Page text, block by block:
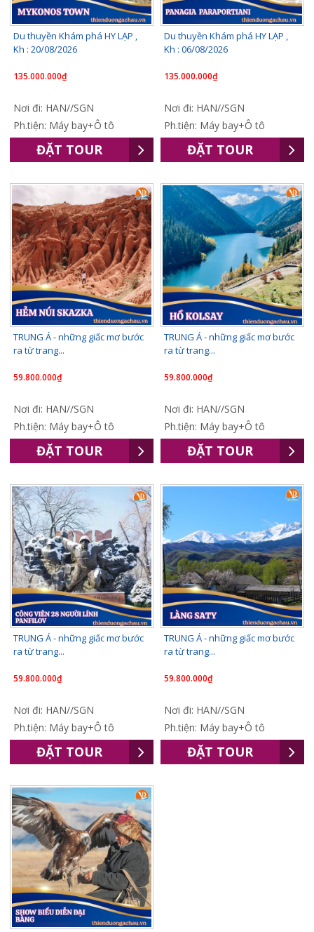
Du thuyền Khám phá HY LẠP ,
Kh : 20/08/2026
135.000.000₫
Nơi đi: HAN//SGN
Ph.tiện: Máy bay+Ô tô
ĐẶT TOUR
Du thuyền Khám phá HY LẠP ,
Kh : 06/08/2026
135.000.000₫
Nơi đi: HAN//SGN
Ph.tiện: Máy bay+Ô tô
ĐẶT TOUR
TRUNG Á - những giấc mơ bước
ra từ trang...
59.800.000₫
Nơi đi: HAN//SGN
Ph.tiện: Máy bay+Ô tô
ĐẶT TOUR
TRUNG Á - những giấc mơ bước
ra từ trang...
59.800.000₫
Nơi đi: HAN//SGN
Ph.tiện: Máy bay+Ô tô
ĐẶT TOUR
TRUNG Á - những giấc mơ bước
ra từ trang...
59.800.000₫
Nơi đi: HAN//SGN
Ph.tiện: Máy bay+Ô tô
ĐẶT TOUR
TRUNG Á - những giấc mơ bước
ra từ trang...
59.800.000₫
Nơi đi: HAN//SGN
Ph.tiện: Máy bay+Ô tô
ĐẶT TOUR